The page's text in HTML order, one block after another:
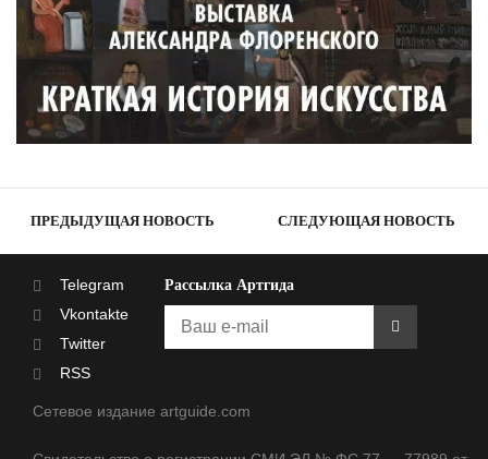
ПРЕДЫДУЩАЯ НОВОСТЬ СЛЕДУЮЩАЯ НОВОСТЬ
Telegram
Vkontakte
Twitter
RSS
Рассылка Артгида
Сетевое издание artguide.com